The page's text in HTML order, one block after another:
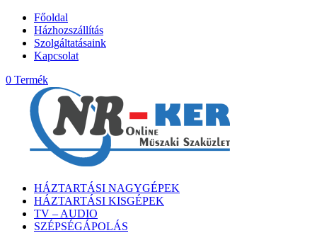
Főoldal
Házhozszállítás
Szolgáltatásaink
Kapcsolat
0 Termék
HÁZTARTÁSI NAGYGÉPEK
HÁZTARTÁSI KISGÉPEK
TV – AUDIO
SZÉPSÉGÁPOLÁS